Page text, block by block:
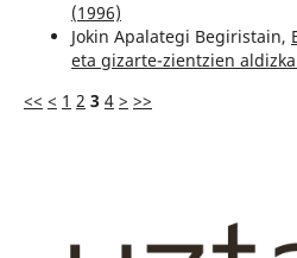
(1996)
Jokin Apalategi Begiristain,
eta gizarte-zientzien
<< < 1 2 3 4 > >>